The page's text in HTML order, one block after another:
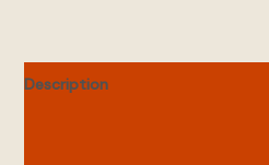
Description